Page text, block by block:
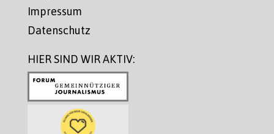
Impressum
Datenschutz
HIER SIND WIR AKTIV: